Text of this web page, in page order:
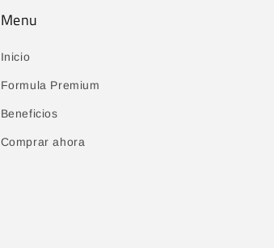
Menu
Inicio
Formula Premium
Beneficios
Comprar ahora